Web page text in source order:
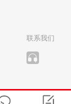
联系我们
司